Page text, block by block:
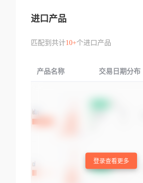
进口产品
匹配到共计10+个进口产品
产品名称 交易日期分布
登录查看更多